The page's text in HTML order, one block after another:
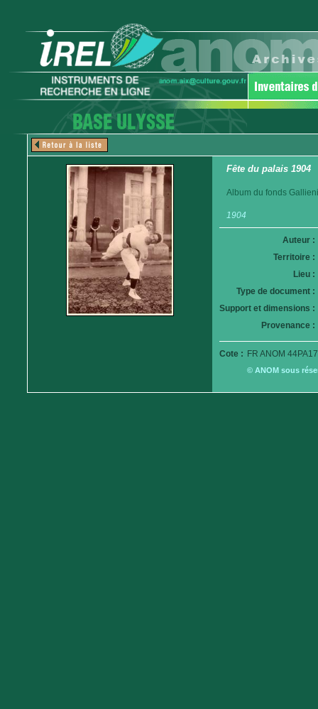
Fête du palais 1904
Album du fonds
1904
Auteur :
Territoire :
Lieu :
Type de document :
Support et dimensions :
Provenance :
Cote : FR ANOM
© ANOM sous